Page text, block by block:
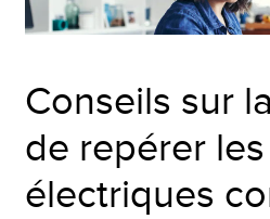
Conseils sur
de repérer
électriques